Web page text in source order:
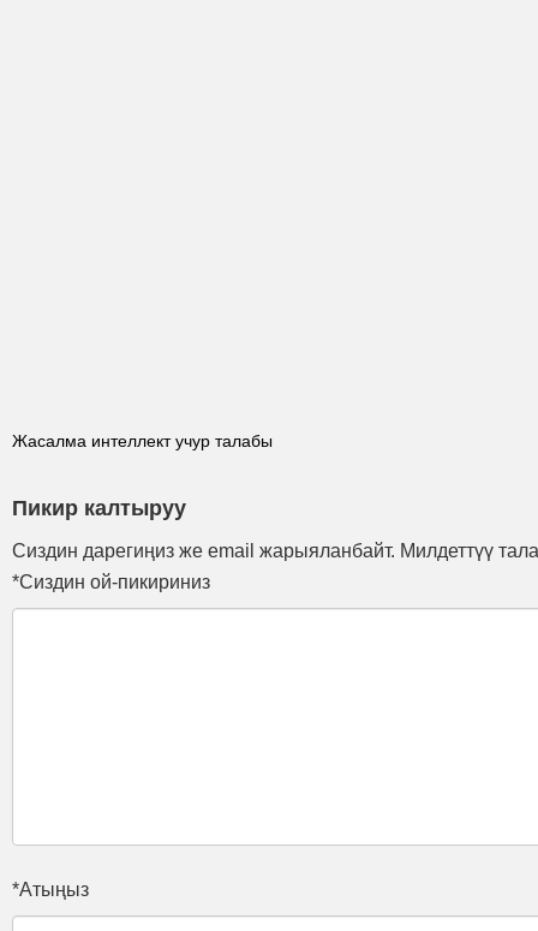
Жасалма интеллект учур талабы
Пикир калтыруу
Сиздин дарегиңиз же email жарыяланбайт. Милдеттүү
*Сиздин ой-пикириниз
*Атыңыз